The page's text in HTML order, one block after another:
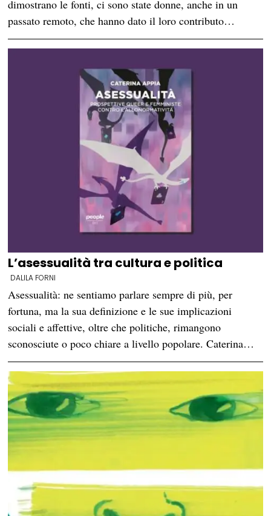
dimostrano le fonti, ci sono state donne, anche in un
passato remoto, che hanno dato il loro contributo…
L’asessualità tra cultura e politica
DALILA FORNI
Asessualità: ne sentiamo parlare sempre di più, per
fortuna, ma la sua definizione e le sue implicazioni
sociali e affettive, oltre che politiche, rimangono
sconosciute o poco chiare a livello popolare. Caterina…